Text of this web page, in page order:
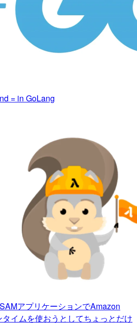
= in GoLang
アプリケーションでAmazon
イムを使おうとしてちょっとだけ